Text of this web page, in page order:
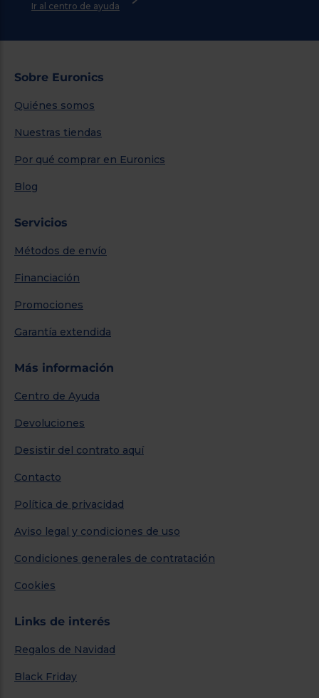
Ir al centro de ayuda
Sobre Euronics
Quiénes somos
Nuestras tiendas
Por qué comprar en Euronics
Blog
Servicios
Métodos de envío
Financiación
Promociones
Garantía extendida
Más información
Centro de Ayuda
Devoluciones
Desistir del contrato aquí
Contacto
Política de privacidad
Aviso legal y condiciones de uso
Condiciones generales de contratación
Cookies
Links de interés
Regalos de Navidad
Black Friday